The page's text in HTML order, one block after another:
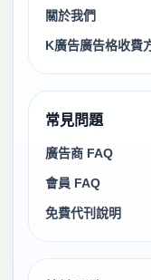
關於我們
K廣告廣告格收費
常見問題
廣告商 FAQ
會員 FAQ
免費代刊說明